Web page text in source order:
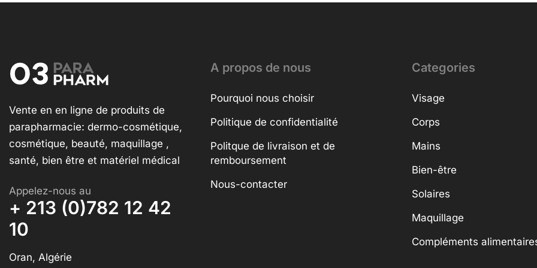
Vente en en ligne de produits de
parapharmacie: dermo-cosmétique,
cosmétique, beauté, maquillage ,
santé, bien être et matériel médical
Appelez-nous au
+ 213 (0)782 12 42
10
Oran, Algérie
A propos de nous
Pourquoi nous choisir
Politique de confidentialité
Politque de livraison et de
remboursement
Nous-contacter
Categories
Visage
Corps
Mains
Bien-être
Solaires
Maquillage
Compléments